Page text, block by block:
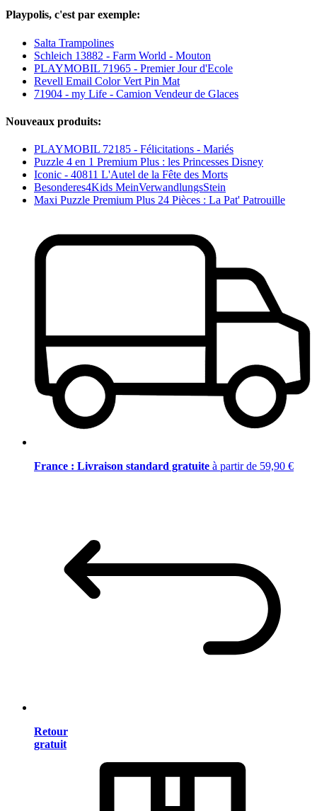
Playpolis, c'est par exemple:
Salta Trampolines
Schleich 13882 - Farm World - Mouton
PLAYMOBIL 71965 - Premier Jour d'Ecole
Revell Email Color Vert Pin Mat
71904 - my Life - Camion Vendeur de Glaces
Nouveaux produits:
PLAYMOBIL 72185 - Félicitations - Mariés
Puzzle 4 en 1 Premium Plus : les Princesses Disney
Iconic - 40811 L'Autel de la Fête des Morts
Besonderes4Kids MeinVerwandlungsStein
Maxi Puzzle Premium Plus 24 Pièces : La Pat' Patrouille
France : Livraison standard gratuite à partir de 59,90 €
Retour
gratuit